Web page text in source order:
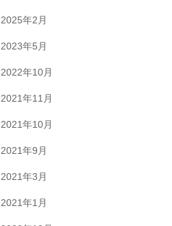
2025年2月
2023年5月
2022年10月
2021年11月
2021年10月
2021年9月
2021年3月
2021年1月